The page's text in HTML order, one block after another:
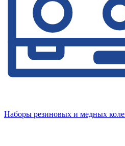
Наборы резиновых и медных